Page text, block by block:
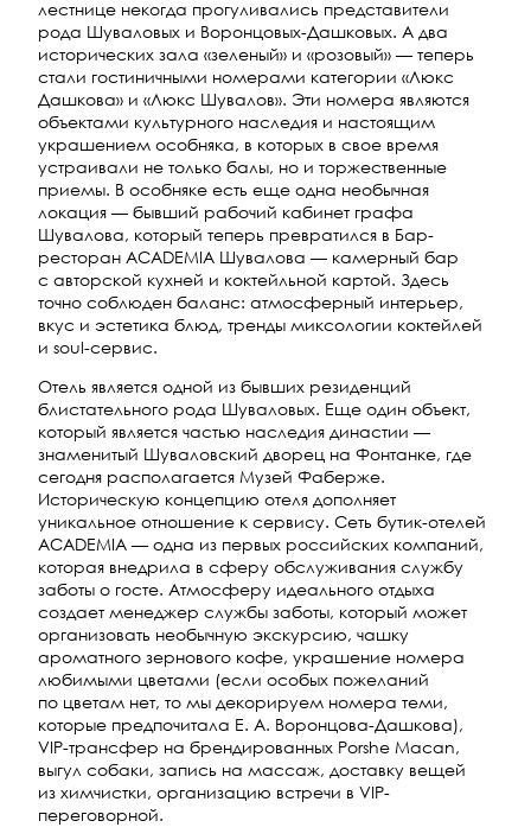
лестнице некогда прогуливались представители
рода Шуваловых и Воронцовых-Дашковых. А два
исторических зала «зеленый» и «розовый» — теперь
стали гостиничными номерами категории «Люкс
Дашкова» и «Люкс Шувалов». Эти номера являются
объектами культурного наследия и настоящим
украшением особняка, в которых в свое время
устраивали не только балы, но и торжественные
приемы. В особняке есть еще одна необычная
локация — бывший рабочий кабинет графа
Шувалова, который теперь превратился в Бар-
ресторан ACADEMIA Шувалова — камерный бар
с авторской кухней и коктейльной картой. Здесь
точно соблюден баланс: атмосферный интерьер,
вкус и эстетика блюд, тренды миксологии коктейлей
и soul-сервис.
Отель является одной из бывших резиденций
блистательного рода Шуваловых. Еще один объект,
который является частью наследия династии —
знаменитый Шуваловский дворец на Фонтанке, где
сегодня располагается Музей Фаберже.
Историческую концепцию отеля дополняет
уникальное отношение к сервису. Сеть бутик-отелей
ACADEMIA — одна из первых российских компаний,
которая внедрила в сферу обслуживания службу
заботы о госте. Атмосферу идеального отдыха
создает менеджер службы заботы, который может
организовать необычную экскурсию, чашку
ароматного зернового кофе, украшение номера
любимыми цветами (если особых пожеланий
по цветам нет, то мы декорируем номера теми,
которые предпочитала Е. А. Воронцова-Дашкова),
VIP-трансфер на брендированных Porshe Macan,
выгул собаки, запись на массаж, доставку вещей
из химчистки, организацию встречи в VIP-
переговорной.